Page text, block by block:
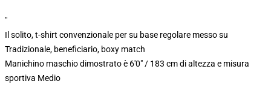
"
Il solito, t-shirt convenzionale per su base regolare messo su
Tradizionale, beneficiario, boxy match
Manichino maschio dimostrato è 6'0" / 183 cm di altezza e misura
sportiva Medio